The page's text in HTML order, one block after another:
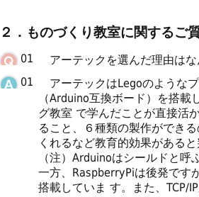
２．ものづくり教室に関するご
01
アーテックを選んだ理由はな
01
アーテックはLegoのような
（Arduino互換ボード）を搭
グ教室 で学んだことが直接活
ること、６種類の製作ができ
くれるなど教育的効果がある
（注）Arduinoはシールドと
一方、RaspberryPiは後発です
搭載していま す。また、TCP/